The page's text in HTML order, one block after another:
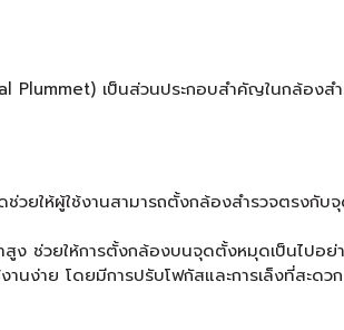
Plummet) เป็นส่วนประกอบสำคัญในกล้อง
วยให้ผู้ใช้งานสามารถตั้งกล้องสำรวจตรงกั
ง ช่วยให้การตั้งกล้องบนจุดตั้งหมุดเป็นไปอ
นง่าย โดยมีการปรับโฟกัสและการเล็งที่สะดว